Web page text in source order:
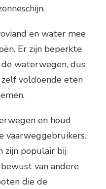
en water mee
Er zijn beperkte
waterwegen, dus
voldoende eten
en houd
vaarweggebruikers.
zijn populair bij
van andere
die de